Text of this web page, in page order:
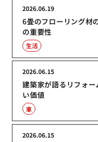
6畳のフローリング材
の重要性
2026.06.19
生活
建築家が語るリフォ
い価値
2026.06.15
車
2026.06.15